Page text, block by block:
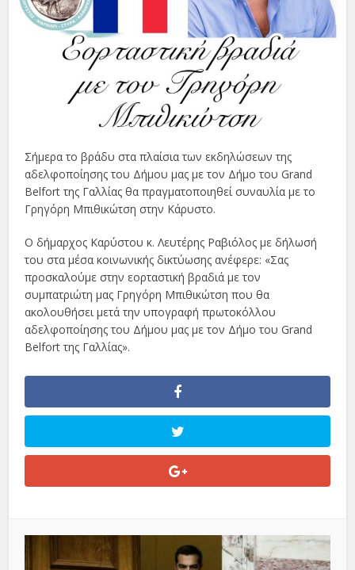
Σήμερα το βράδυ στα πλαίσια των εκδηλώσεων της
αδελφοποίησης του Δήμου μας με τον Δήμο του Grand
Belfort της Γαλλίας θα πραγματοποιηθεί συναυλία με το
Γρηγόρη Μπιθικώτση στην Κάρυστο.
Ο δήμαρχος Καρύστου κ. Λευτέρης Ραβιόλος με δήλωσή
του στα μέσα κοινωνικής δικτύωσης ανέφερε: «Σας
προσκαλούμε στην εορταστική βραδιά με τον
συμπατριώτη μας Γρηγόρη Μπιθικώτση που θα
ακολουθήσει μετά την υπογραφή πρωτοκόλλου
αδελφοποίησης του Δήμου μας με τον Δήμο του Grand
Belfort της Γαλλίας».